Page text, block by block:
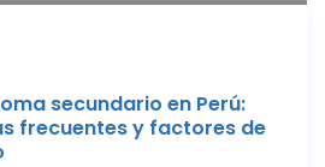
secundario en Perú:
frecuentes y factores de